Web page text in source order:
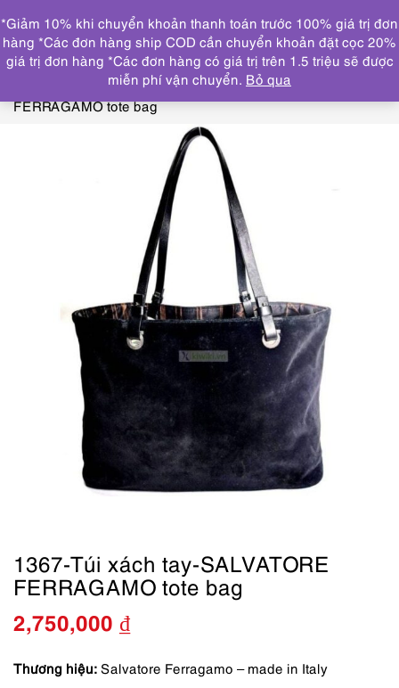
DANH MỤC
Trang chủ TÚI XÁCH
SALVARTORE, BALLY, FENDI,
1367-Túi xách tay-SALVATORE
FERRAGAMO tote bag
1367-Túi xách tay-SALVATORE
FERRAGAMO tote bag
2,750,000 ₫
Thương hiệu: Salvatore Ferragamo – made in Italy
*Giảm 10% khi chuyển khoản thanh toán trước 100% giá trị đơn
hàng *Các đơn hàng ship COD cần chuyển khoản đặt cọc 20%
giá trị đơn hàng *Các đơn hàng có giá trị trên 1.5 triệu sẽ được
miễn phí vận chuyển. Bỏ qua